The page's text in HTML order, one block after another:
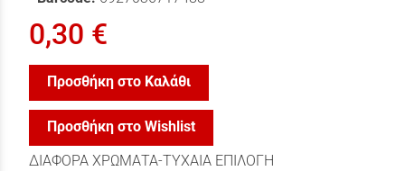
0,30 €
Προσθήκη στο Καλάθι
Προσθήκη στο Wishlist
ΔΙΑΦΟΡΑ ΧΡΩΜΑΤΑ-ΤΥΧΑΙΑ ΕΠΙΛΟΓΗ